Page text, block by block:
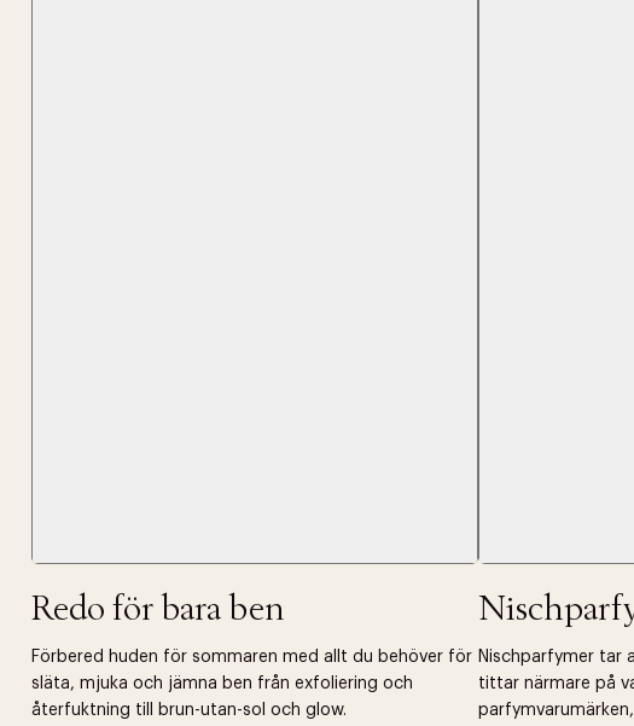
Redo för bara ben
Förbered huden för sommaren med allt du behöver för
släta, mjuka och jämna ben från exfoliering och
återfuktning till brun-utan-sol och glow.
Nischparfymer tar
tittar närmare på